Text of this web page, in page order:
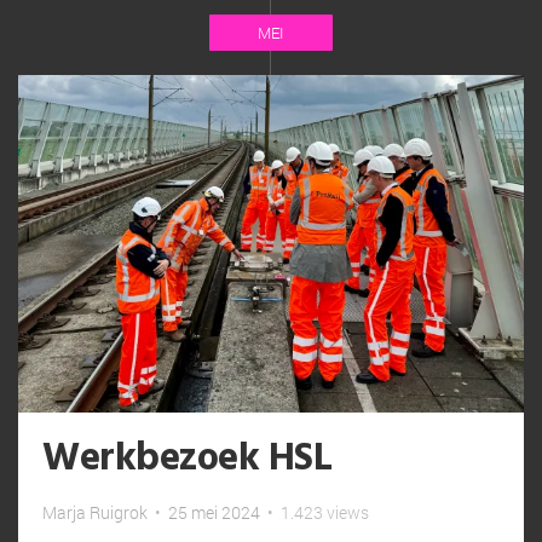
MEI
Werkbezoek HSL
Marja Ruigrok • 25 mei 2024 • 1.423 views